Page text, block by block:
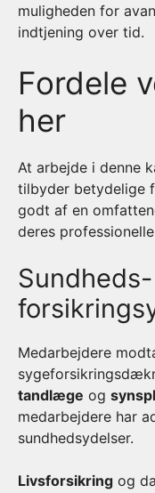
muligheden for
indtjening over tid.
Fordele
her
At arbejde i denne
tilbyder betydelige
godt af en
deres
Medarbejdere
tandlæge og
medarbejdere har
sundhedsydelser.
Livsforsikring og